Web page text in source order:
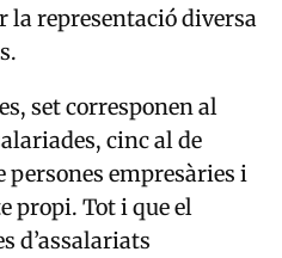
la representació diversa
set corresponen al
cinc al de
persones empresàries i
propi. Tot i que el
d’assalariats